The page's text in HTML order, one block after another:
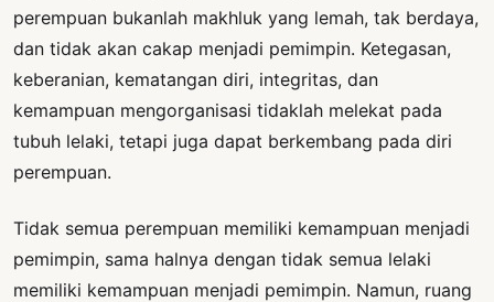
perempuan bukanlah makhluk yang lemah, tak berdaya,
dan tidak akan cakap menjadi pemimpin. Ketegasan,
keberanian, kematangan diri, integritas, dan
kemampuan mengorganisasi tidaklah melekat pada
tubuh lelaki, tetapi juga dapat berkembang pada diri
perempuan.
Tidak semua perempuan memiliki kemampuan menjadi
pemimpin, sama halnya dengan tidak semua lelaki
memiliki kemampuan menjadi pemimpin. Namun, ruang